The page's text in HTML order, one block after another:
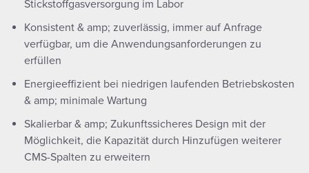
Stickstoffgasversorgung im Labor
Konsistent & amp; zuverlässig, immer auf Anfrage
verfügbar, um die Anwendungsanforderungen zu
erfüllen
Energieeffizient bei niedrigen laufenden Betriebskosten
& amp; minimale Wartung
Skalierbar & amp; Zukunftssicheres Design mit der
Möglichkeit, die Kapazität durch Hinzufügen weiterer
CMS-Spalten zu erweitern